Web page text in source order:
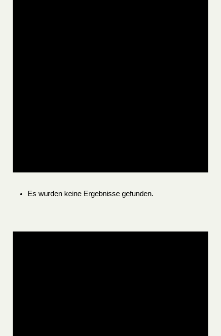
Es wurden keine Ergebnisse gefunden.